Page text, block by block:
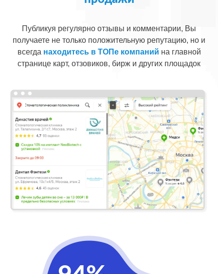
Публикуя регулярно отзывы и комментарии, Вы
получаете не только положительную репутацию, но и
всегда находитесь в ТОПе компаний на главной
странице карт, отзовиков, бирж и других площадок